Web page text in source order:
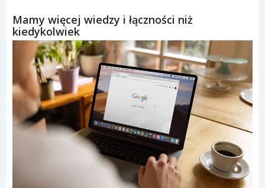
Mamy więcej wiedzy i łączności niż
kiedykolwiek